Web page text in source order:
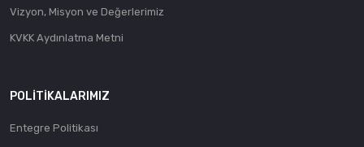
Vizyon, Misyon ve Değerlerimiz
KVKK Aydınlatma Metni
POLITIKALARIMIZ
Entegre Politikası